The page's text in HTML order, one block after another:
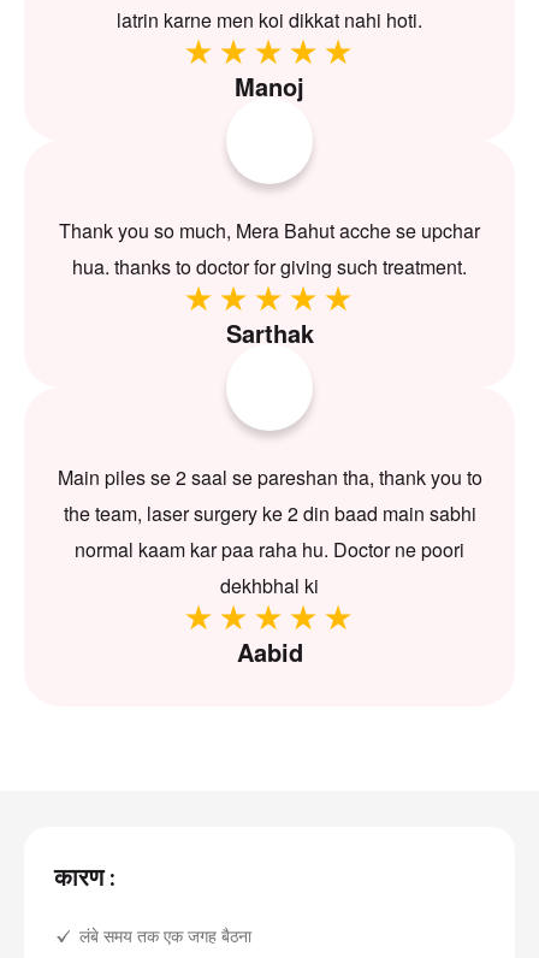
latrin karne men koi dikkat nahi hoti.
Manoj
Thank you so much, Mera Bahut acche se upchar
hua. thanks to doctor for giving such treatment.
Sarthak
Main piles se 2 saal se pareshan tha, thank you to
the team, laser surgery ke 2 din baad main sabhi
normal kaam kar paa raha hu. Doctor ne poori
dekhbhal ki
Aabid
कारण :
लंबे समय तक एक जगह बैठना